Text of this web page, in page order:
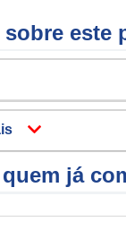
este
já